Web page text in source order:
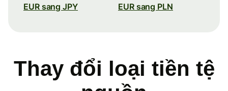
EUR sang JPY EUR sang PLN
Thay đổi loại tiền tệ